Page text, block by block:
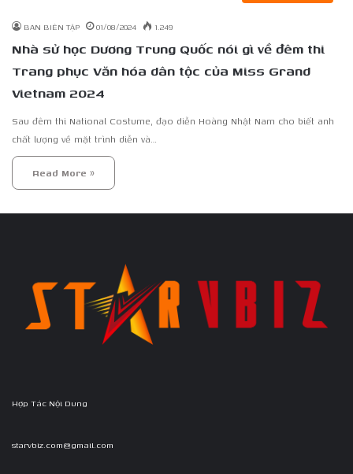
BAN BIÊN TẬP 01/08/2024 1.249
Nhà sử học Dương Trung Quốc nói gì về đêm thi
Trang phục Văn hóa dân tộc của Miss Grand
Vietnam 2024
Sau đêm thi National Costume, đạo diễn Hoàng Nhật Nam cho biết anh
chất lượng về mặt trình diễn và…
Read More »
Hợp Tác Nội Dung
starvbiz.com@gmail.com